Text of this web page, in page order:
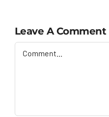
Leave A Comment
Comment